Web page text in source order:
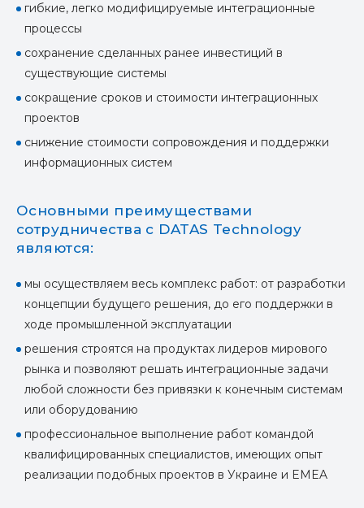
гибкие, легко модифицируемые интеграционные
процессы
сохранение сделанных ранее инвестиций в
существующие системы
сокращение сроков и стоимости интеграционных
проектов
снижение стоимости сопровождения и поддержки
информационных систем
Основными преимуществами
сотрудничества с DATAS Technology
являются:
мы осуществляем весь комплекс работ: от разработки
концепции будущего решения, до его поддержки в
ходе промышленной эксплуатации
решения строятся на продуктах лидеров мирового
рынка и позволяют решать интеграционные задачи
любой сложности без привязки к конечным системам
или оборудованию
профессиональное выполнение работ командой
квалифицированных специалистов, имеющих опыт
реализации подобных проектов в Украине и EMEA